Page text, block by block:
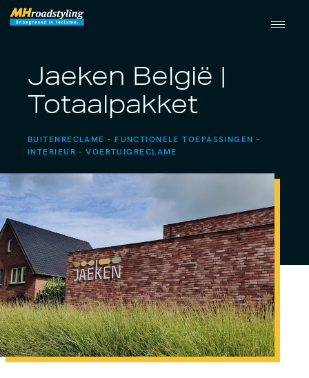
Jaeken België |
Totaalpakket
BUITENRECLAME
FUNCTIONELE TOEPASSINGEN
INTERIEUR
VOERTUIGRECLAME